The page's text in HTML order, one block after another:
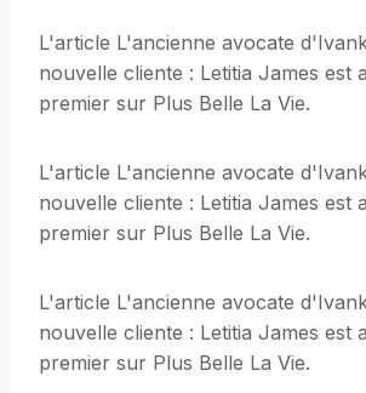
L'article L'ancienne avocate
nouvelle cliente : Letitia James est
premier sur Plus Belle La Vie.
L'article L'ancienne avocate
nouvelle cliente : Letitia James est
premier sur Plus Belle La Vie.
L'article L'ancienne avocate
nouvelle cliente : Letitia James est
premier sur Plus Belle La Vie.